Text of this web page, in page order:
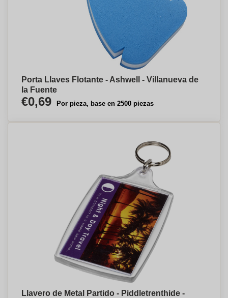
Porta Llaves Flotante - Ashwell - Villanueva de
la Fuente
€0,69 Por pieza, base en 2500 piezas
Llavero de Metal Partido - Piddletrenthide -